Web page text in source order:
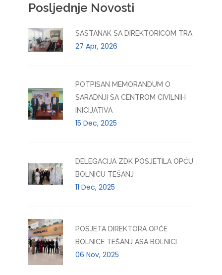
Posljednje Novosti
SASTANAK SA DIREKTORICOM TRA
27 Apr, 2026
POTPISAN MEMORANDUM O
SARADNJI SA CENTROM CIVILNIH
INICIJATIVA
15 Dec, 2025
DELEGACIJA ZDK POSJETILA OPĆU
BOLNICU TEŠANJ
11 Dec, 2025
POSJETA DIREKTORA OPĆE
BOLNICE TEŠANJ ASA BOLNICI
06 Nov, 2025